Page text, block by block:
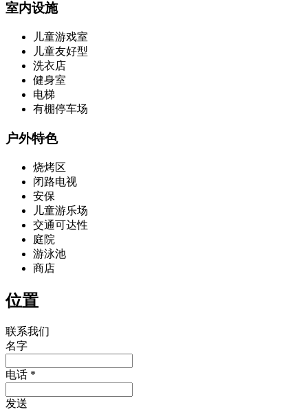
室内设施
儿童游戏室
儿童友好型
洗衣店
健身室
电梯
有棚停车场
户外特色
烧烤区
闭路电视
安保
儿童游乐场
交通可达性
庭院
游泳池
商店
位置
联系我们
名字
电话 *
发送